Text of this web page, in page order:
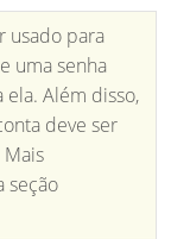
usado para
uma senha
ela. Além disso,
deve ser
seção